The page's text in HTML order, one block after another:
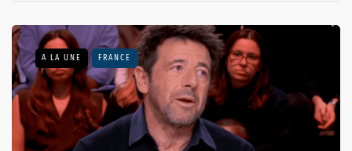
A LA UNE FRANCE